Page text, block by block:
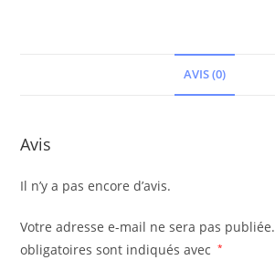
AVIS (0)
Avis
Il n’y a pas encore d’avis.
Votre adresse e-mail ne sera pas publiée.
obligatoires sont indiqués avec
*